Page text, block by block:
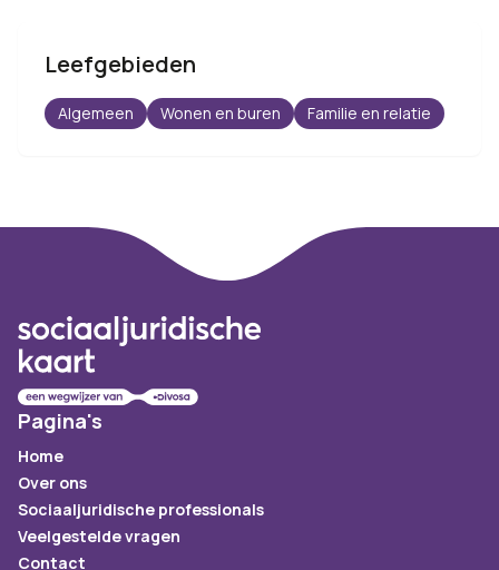
Leefgebieden
Algemeen Wonen en buren Familie en relatie
Pagina's
Home
Over ons
Sociaaljuridische professionals
Veelgestelde vragen
Contact